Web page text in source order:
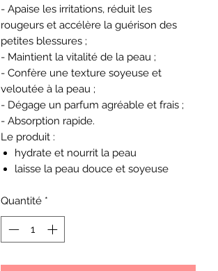
- Apaise les irritations, réduit les
rougeurs et accélère la guérison des
petites blessures ;
- Maintient la vitalité de la peau ;
- Confère une texture soyeuse et
veloutée à la peau ;
- Dégage un parfum agréable et frais ;
- Absorption rapide.
Le produit :
hydrate et nourrit la peau
laisse la peau douce et soyeuse
Quantité *